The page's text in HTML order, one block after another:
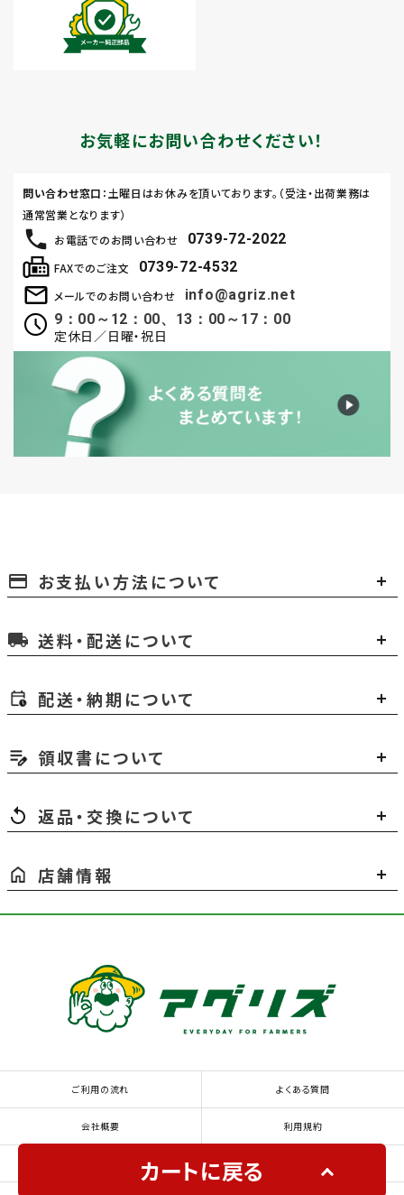
カートに戻る
お気軽にお問い合わせください！
お電話でのお問い合わせ 0739-72-2022
メールでのお問い合わせ
info@agriz.net
9：00～12：00、13：00～17：00
定休日／日曜・祝日
FAXでのご注文 0739-72-4532
問い合わせ窓口 ：土曜日はお休みを頂いております。（受注・出荷業務は
通常営業となります）
payment お支払い方法について
local_shipping 送料・配送について
配送・納期について
領収書について
返品・交換について
店舗情報
ご利用の流れ よくある質問
会社概要 利用規約
特定商取引法に基づく表示 個人情報の取り扱いについて